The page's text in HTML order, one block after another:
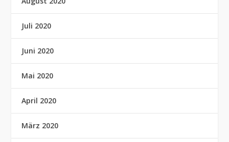
Juli 2020
Juni 2020
Mai 2020
April 2020
März 2020